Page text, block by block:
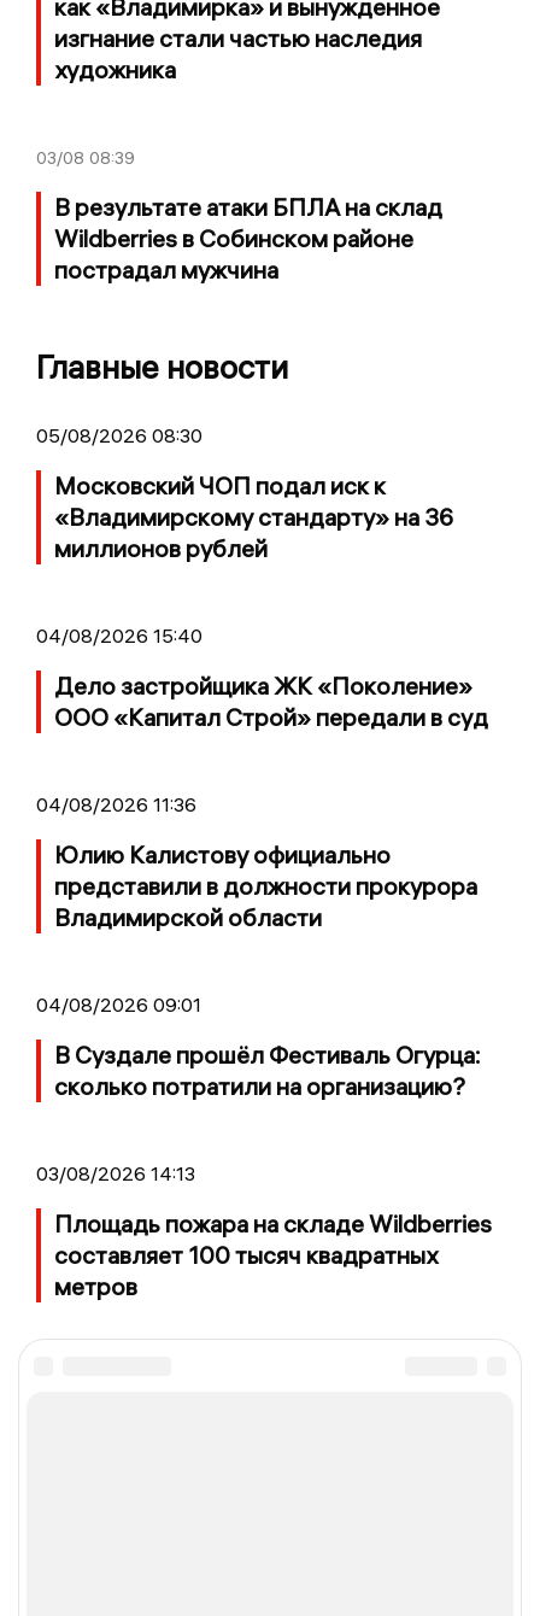
как «Владимирка» и вынужденное
изгнание стали частью наследия
художника
03/08 08:39
В результате атаки БПЛА на склад
Wildberries в Собинском районе
пострадал мужчина
Главные новости
05/08/2026 08:30
Московский ЧОП подал иск к
«Владимирскому стандарту» на 36
миллионов рублей
04/08/2026 15:40
Дело застройщика ЖК «Поколение»
ООО «Капитал Строй» передали в суд
04/08/2026 11:36
Юлию Калистову официально
представили в должности прокурора
Владимирской области
04/08/2026 09:01
В Суздале прошёл Фестиваль Огурца:
сколько потратили на организацию?
03/08/2026 14:13
Площадь пожара на складе Wildberries
составляет 100 тысяч квадратных
метров